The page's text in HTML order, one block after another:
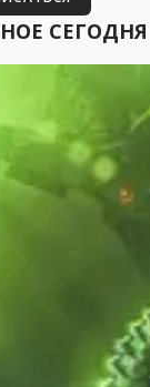
СЕГОДНЯ